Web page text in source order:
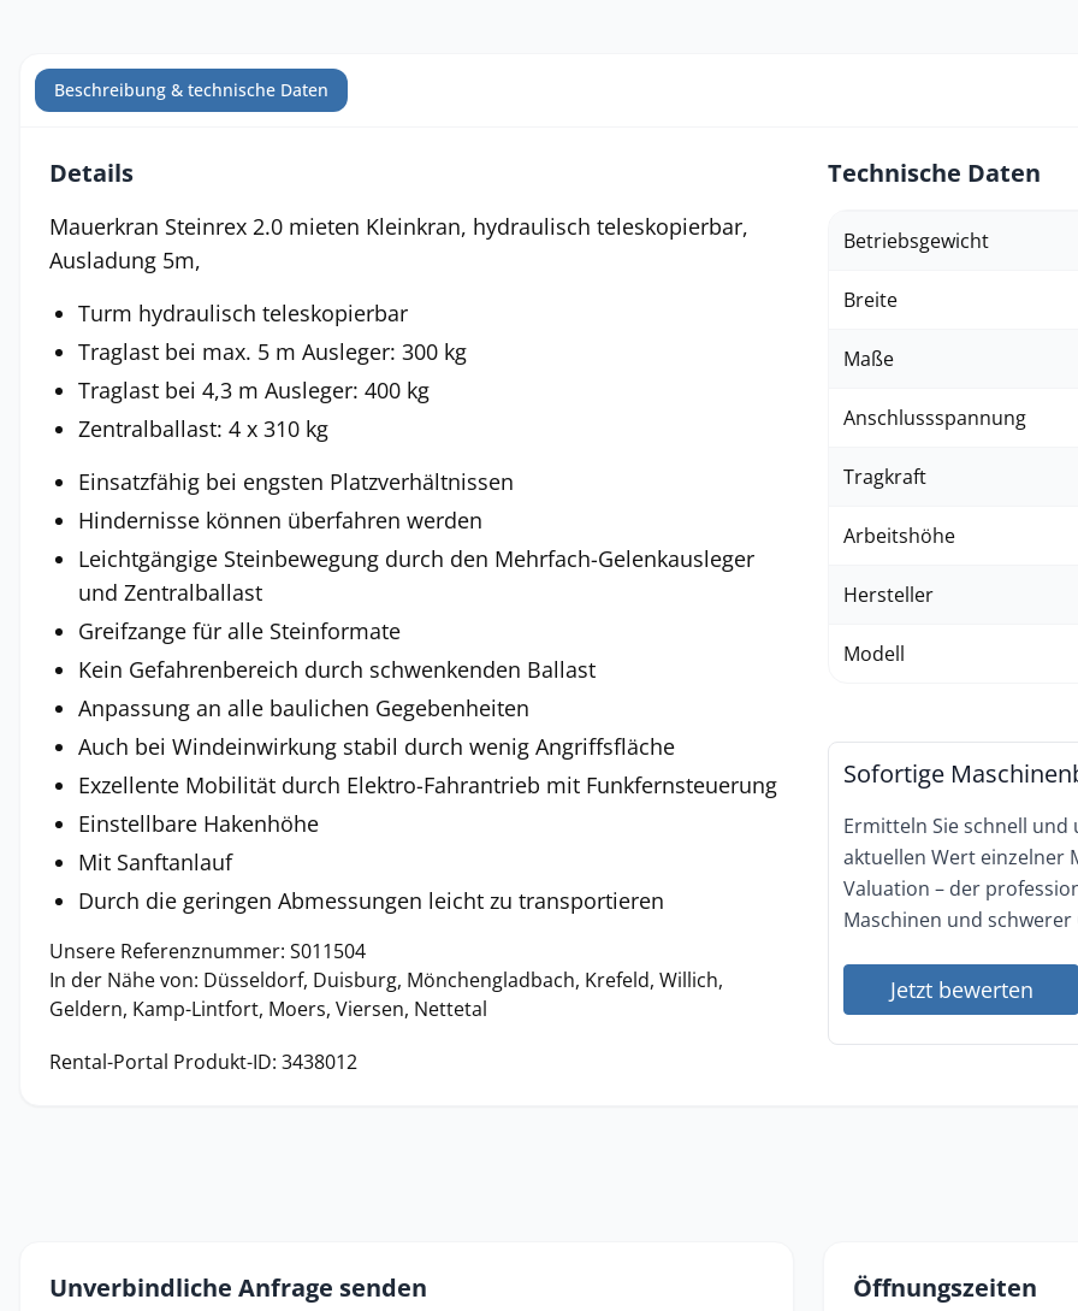
Beschreibung & technische Daten
Details
Mauerkran Steinrex 2.0 mieten Kleinkran, hydraulisch teleskopierbar,
Ausladung 5m,
Turm hydraulisch teleskopierbar
Traglast bei max. 5 m Ausleger: 300 kg
Traglast bei 4,3 m Ausleger: 400 kg
Zentralballast: 4 x 310 kg
Einsatzfähig bei engsten Platzverhältnissen
Hindernisse können überfahren werden
Leichtgängige Steinbewegung durch den Mehrfach-Gelenkausleger
und Zentralballast
Greifzange für alle Steinformate
Kein Gefahrenbereich durch schwenkenden Ballast
Anpassung an alle baulichen Gegebenheiten
Auch bei Windeinwirkung stabil durch wenig Angriffsfläche
Exzellente Mobilität durch Elektro-Fahrantrieb mit Funkfernsteuerung
Einstellbare Hakenhöhe
Mit Sanftanlauf
Durch die geringen Abmessungen leicht zu transportieren
Unsere Referenznummer: S011504
In der Nähe von: Düsseldorf, Duisburg, Mönchengladbach, Krefeld, Willich,
Geldern, Kamp-Lintfort, Moers, Viersen, Nettetal
Rental-Portal Produkt-ID: 3438012
Technische Daten
Betriebsgewicht
Breite
Maße
Anschlussspannung
Tragkraft
Arbeitshöhe
Hersteller
Modell
Sofortige
Ermitteln Sie schnell
aktuellen Wert einzelner
Valuation – der
Maschinen und schwerer
Jetzt bewerten
Unverbindliche Anfrage senden Öffnungszeiten